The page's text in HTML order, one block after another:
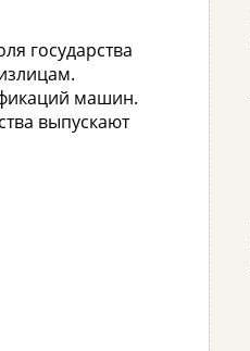
государства
машин.
выпускают